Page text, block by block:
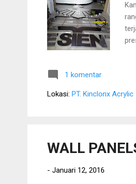
1 komentar
Lokasi: PT. Kinclonx
WALL
- Januari 12, 2016